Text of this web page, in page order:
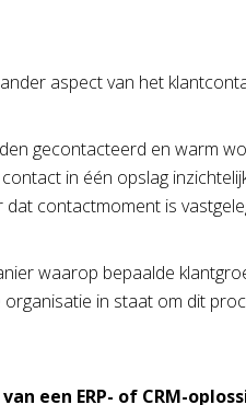
aspect van het
gecontacteerd en warm
in één opslag
contactmoment is
waarop bepaalde
in staat om dit
een ERP- of CRM-